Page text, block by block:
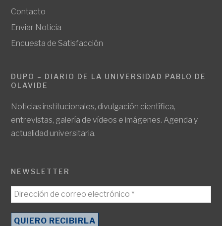
Contacto
Enviar Noticia
Encuesta de Satisfacción
DUPO – DIARIO DE LA UNIVERSIDAD PABLO DE
OLAVIDE
Noticias institucionales, divulgación científica,
entrevistas, galería de vídeos e imágenes. Agenda y
actualidad universitaria.
NEWSLETTER